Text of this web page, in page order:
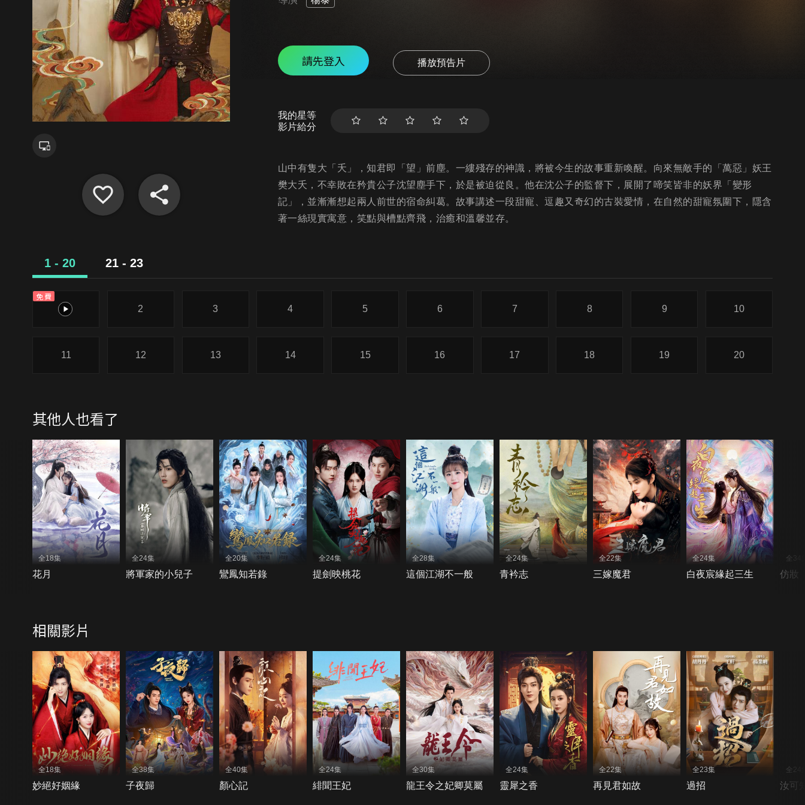
請先登入 播放預告片
我的星等
影片給分
山中有隻大「夭」，知君即「望」前塵。一縷殘存的神識，將被今生的故事重新喚醒。向來無敵手的「萬惡」妖王
樊大夭，不幸敗在矜貴公子沈望塵手下，於是被迫從良。他在沈公子的監督下，展開了啼笑皆非的妖界「變形
記」，並漸漸想起兩人前世的宿命糾葛。故事講述一段甜寵、逗趣又奇幻的古裝愛情，在自然的甜寵氛圍下，隱含
著一絲現實寓意，笑點與槽點齊飛，治癒和溫馨並存。
1 - 20 21 - 23
免費
1
2 3 4 5 6 7 8 9 10
11 12 13 14 15 16 17 18 19 20
其他人也看了
全18集
花月
全24集
將軍家的小兒子
全20集
鸞鳳知若錄
全24集
提劍映桃花
全28集
這個江湖不一般
全24集
青衿志
全22集
三嫁魔君
全24集
白夜宸緣起三生
全34
仿妝
相關影片
全18集
妙絕好姻緣
全38集
子夜歸
全40集
顏心記
全24集
緋聞王妃
全30集
龍王令之妃卿莫屬
全24集
靈犀之香
全22集
再見君如故
全23集
過招
全24
汝可